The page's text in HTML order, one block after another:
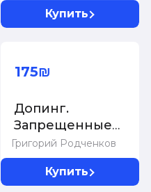
Купить
Григорий Родченков
Допинг.
Запрещенные
страницы
175₪
Купить